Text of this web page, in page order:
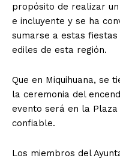
propósito de realizar
e incluyente y se ha
sumarse a estas
ediles de esta región.
Que en Miquihuana, se
la ceremonia del
evento será en la
confiable.
Los miembros del